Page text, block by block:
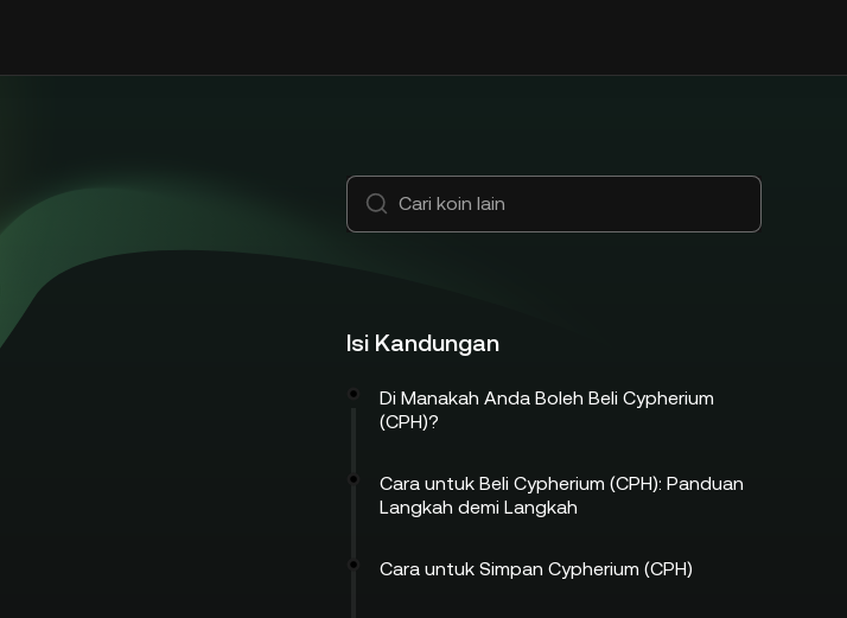
Isi Kandungan
Di Manakah Anda Boleh Beli Cypherium
(CPH)?
Cara untuk Beli Cypherium (CPH): Panduan
Langkah demi Langkah
Cara untuk Simpan Cypherium (CPH)